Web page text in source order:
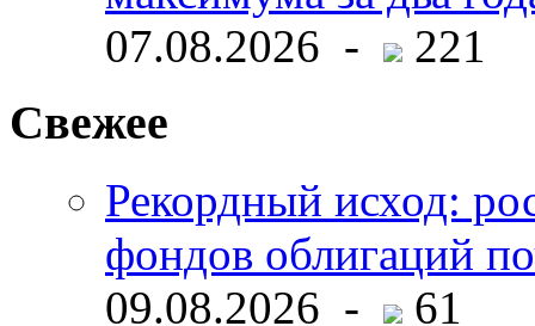
07.08.2026 -
221
Свежее
Рекордный исход:
фондов облигаций
09.08.2026 -
61